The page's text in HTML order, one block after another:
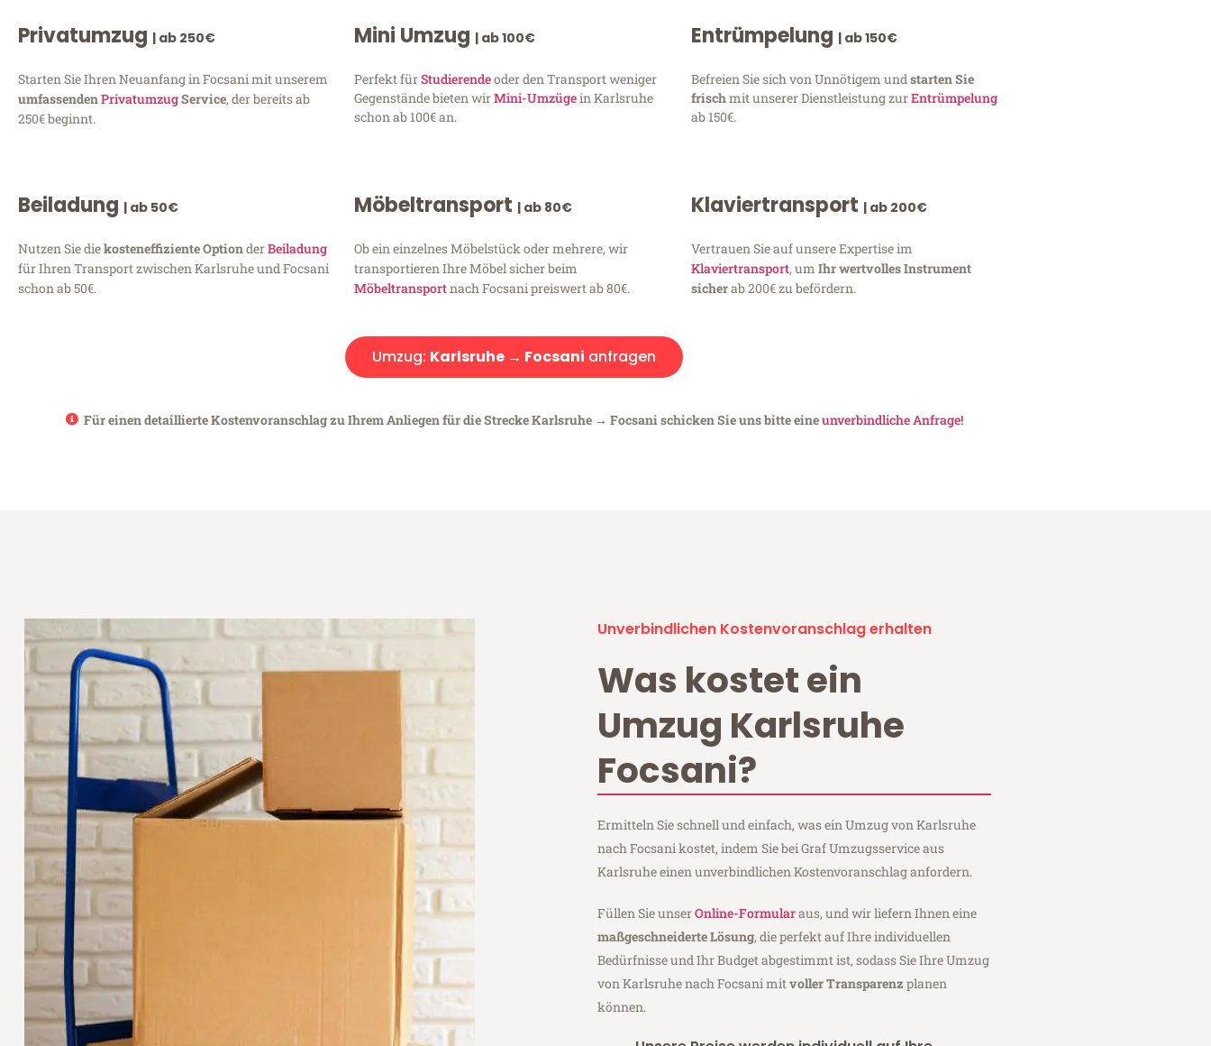
Privatumzug | ab 250€
Starten Sie Ihren Neuanfang in Focsani mit unserem
umfassendenPrivatumzugService, der bereits ab
250€ beginnt.
Mini Umzug | ab 100€
Perfekt fürStudierendeoder den Transport weniger
Gegenstände bieten wirMini-Umzügein Karlsruhe
schon ab 100€ an.
Entrümpelung | ab 150€
Befreien Sie sich von Unnötigem undstarten Sie
frischmit unserer Dienstleistung zurEntrümpelung
ab 150€.
Beiladung | ab 50€
Nutzen Sie diekosteneffiziente OptionderBeiladung
für Ihren Transport zwischen Karlsruhe und Focsani
schon ab 50€.
Möbeltransport | ab 80€
Ob ein einzelnes Möbelstück oder mehrere, wir
transportieren Ihre Möbel sicher beim
Möbeltransportnach Focsani preiswert ab 80€.
Klaviertransport | ab 200€
Vertrauen Sie auf unsere Expertise im
Klaviertransport, um Ihr wertvolles Instrument
sicherab 200€ zu befördern.
Umzug: Karlsruhe → Focsani anfragen
Für einen detaillierte Kostenvoranschlag zu Ihrem Anliegen für die Strecke Karlsruhe → Focsani schicken Sie uns bitte eineunverbindliche Anfrage!
Unverbindlichen Kostenvoranschlag erhalten
Was kostet ein
Umzug Karlsruhe
Focsani?
Ermitteln Sie schnell und einfach, was ein Umzug von Karlsruhe
nach Focsani kostet, indem Sie bei Graf Umzugsservice aus
Karlsruhe einen unverbindlichen Kostenvoranschlag anfordern.
Füllen Sie unserOnline-Formularaus, und wir liefern Ihnen eine
maßgeschneiderte Lösung, die perfekt auf Ihre individuellen
Bedürfnisse und Ihr Budget abgestimmt ist, sodass Sie Ihre Umzug
von Karlsruhe nach Focsani mitvoller Transparenz planen
können.